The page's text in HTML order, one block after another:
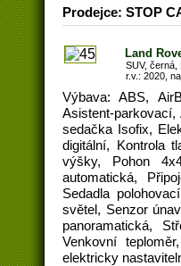
Prodejce: STOP
Land
SUV, černá,
r.v.: 2020,
Výbava: ABS,
Asistent-
sedačka Isofix,
digitální, Kontrola
výšky, Pohon
automatická,
Sedadla
světel, Senzor
panoramatická,
Venkovní
elektricky